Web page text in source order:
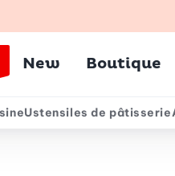
Menu
New Boutique
Ustensiles de pâtisserie